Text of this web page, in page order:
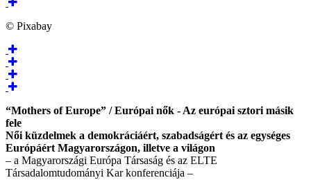
© Pixabay
“Mothers of Europe” / Európai nők - Az európai sztori másik
fele
Női küzdelmek a demokráciáért, szabadságért és az egységes
Európáért Magyarországon, illetve a világon
– a Magyarországi Európa Társaság és az ELTE
Társadalomtudományi Kar konferenciája –